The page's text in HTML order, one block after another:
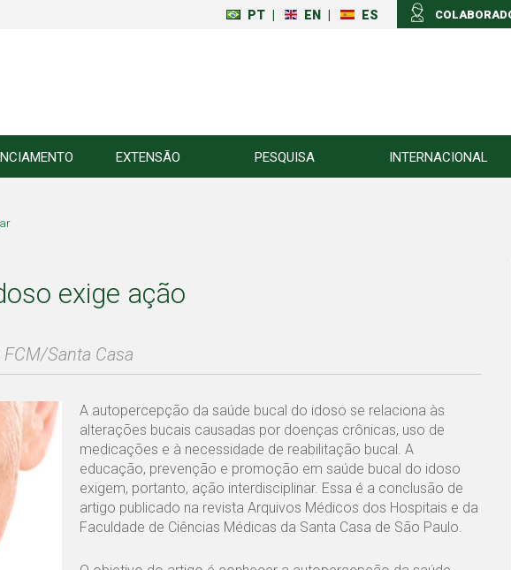
PT EN ES
EXTENSÃO PESQUISA INTERNACIONAL
exige ação
Santa Casa
A autopercepção da saúde bucal do idoso se relaciona às
alterações bucais causadas por doenças crônicas, uso de
medicações e à necessidade de reabilitação bucal. A
educação, prevenção e promoção em saúde bucal do idoso
exigem, portanto, ação interdisciplinar. Essa é a conclusão de
artigo publicado na revista Arquivos Médicos dos Hospitais e da
Faculdade de Ciências Médicas da Santa Casa de São Paulo.